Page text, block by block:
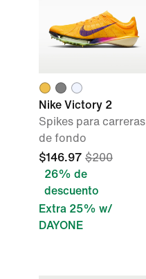
Nike Victory 2
Spikes para carreras
de fondo
$146.97 $200
26% de
descuento
Extra 25% w/
DAYONE